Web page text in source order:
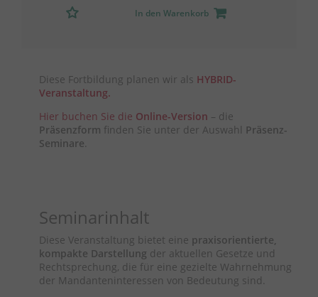
In den Warenkorb
Diese Fortbildung planen wir als HYBRID-
Veranstaltung.
Hier buchen Sie die Online-Version – die
Präsenzform finden Sie unter der Auswahl Präsenz-
Seminare
Seminarinhalt
Diese Veranstaltung bietet eine praxisorientierte,
kompakte Darstellung der aktuellen Gesetze und
Rechtsprechung, die für eine gezielte Wahrnehmung
der Mandanteninteressen von Bedeutung sind.